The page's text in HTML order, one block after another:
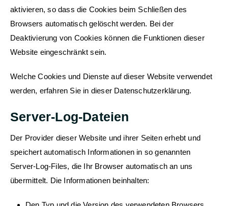
aktivieren, so dass die Cookies beim Schließen des
Browsers automatisch gelöscht werden. Bei der
Deaktivierung von Cookies können die Funktionen dieser
Website eingeschränkt sein.
Welche Cookies und Dienste auf dieser Website verwendet
werden, erfahren Sie in dieser Datenschutzerklärung.
Server-Log-Dateien
Der Provider dieser Website und ihrer Seiten erhebt und
speichert automatisch Informationen in so genannten
Server-Log-Files, die Ihr Browser automatisch an uns
übermittelt. Die Informationen beinhalten: